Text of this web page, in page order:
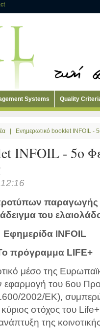
Systems Quality
Ενημερωτικό booklet INFOIL -
INFOIL - 5ο
παραγωγής
του
Εφημερίδα INFOIL
πρόγραμμα LIFE+
μέσο της
εφαρμογή του 6ου
2002/ΕΚ),
στόχος του Life+
της